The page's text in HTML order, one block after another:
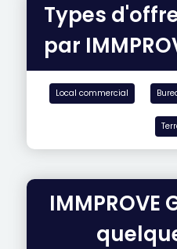
Types
par
Local commercial
IMMPROVE